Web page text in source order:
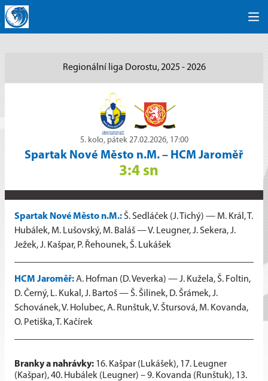
Regionální liga Dorostu, 2025 - 2026
5. kolo, pátek 27.02.2026, 17:00
Spartak Nové Město n.M. – HCM Jaroměř
3:4 sn
Spartak Nové Město n.M.: Š. Sedláček (J. Tichý) — M. Král, T.
Hubálek, M. Lušovský, M. Baláš — V. Leugner, J. Sekera, J.
Ježek, J. Kašpar, P. Řehounek, Š. Lukášek
HCM Jaroměř:A. Hofman (D. Veverka) — J. Kužela, Š. Foltin,
D. Černý, L. Kukal, J. Bartoš — Š. Šilinek, D. Šrámek, J.
Schovánek, V. Holubec, A. Runštuk, V. Štursová, M. Kovanda,
O. Petiška, T. Kačírek
Branky a nahrávky: 16. Kašpar (Lukášek), 17. Leugner
(Kašpar), 40. Hubálek (Leugner) – 9. Kovanda (Runštuk), 13.